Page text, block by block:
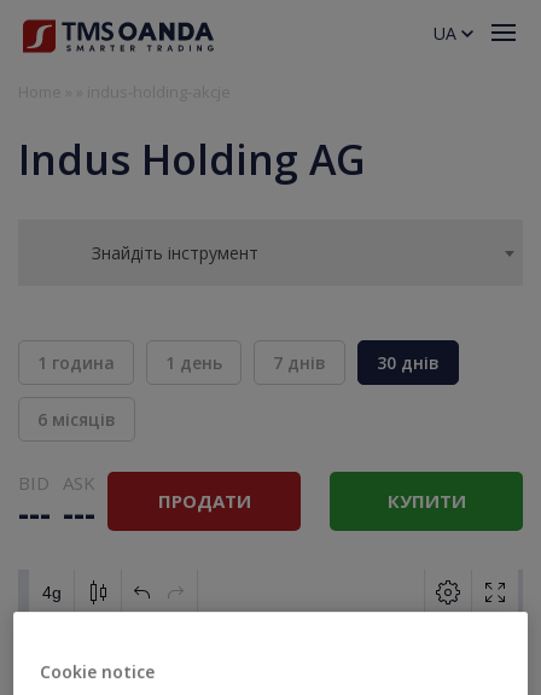
Indus Holding AG
Знайдіть інструмент
1 година 1 день 7 днів 30 днів
6 місяців
BID
---
ASK
--- ПРОДАТИ КУПИТИ
UA
Cookie notice